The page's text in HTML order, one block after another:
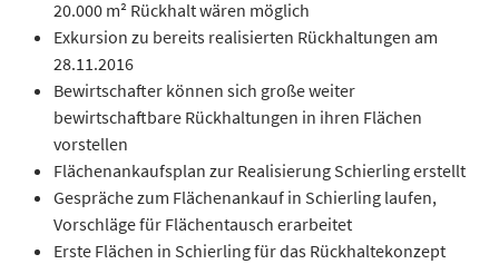
20.000 m² Rückhalt wären möglich
Exkursion zu bereits realisierten Rückhaltungen am
28.11.2016
Bewirtschafter können sich große weiter
bewirtschaftbare Rückhaltungen in ihren Flächen
vorstellen
Flächenankaufsplan zur Realisierung Schierling erstellt
Gespräche zum Flächenankauf in Schierling laufen,
Vorschläge für Flächentausch erarbeitet
Erste Flächen in Schierling für das Rückhaltekonzept